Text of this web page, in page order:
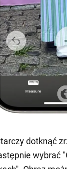
dotknąć
wybrać